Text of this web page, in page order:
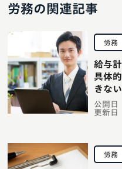
労務の関連記事
労務
公開日
更新日
給与
具体
きな
労務